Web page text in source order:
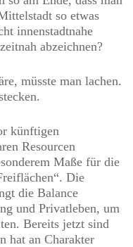
so etwas
innenstadtnahe
abzeichnen?
müsste man lachen.
künftigen
Resourcen
Maße für die
Die
die Balance
und Privatleben, um
Bereits jetzt sind
hat an Charakter